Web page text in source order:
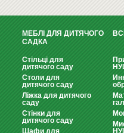
МЕБЛІ ДЛЯ ДИТЯЧОГО
САДКА
Стільці для
дитячого саду
Столи для
дитячого саду
Ліжка для дитячого
саду
Стінки для
дитячого саду
Шафи для